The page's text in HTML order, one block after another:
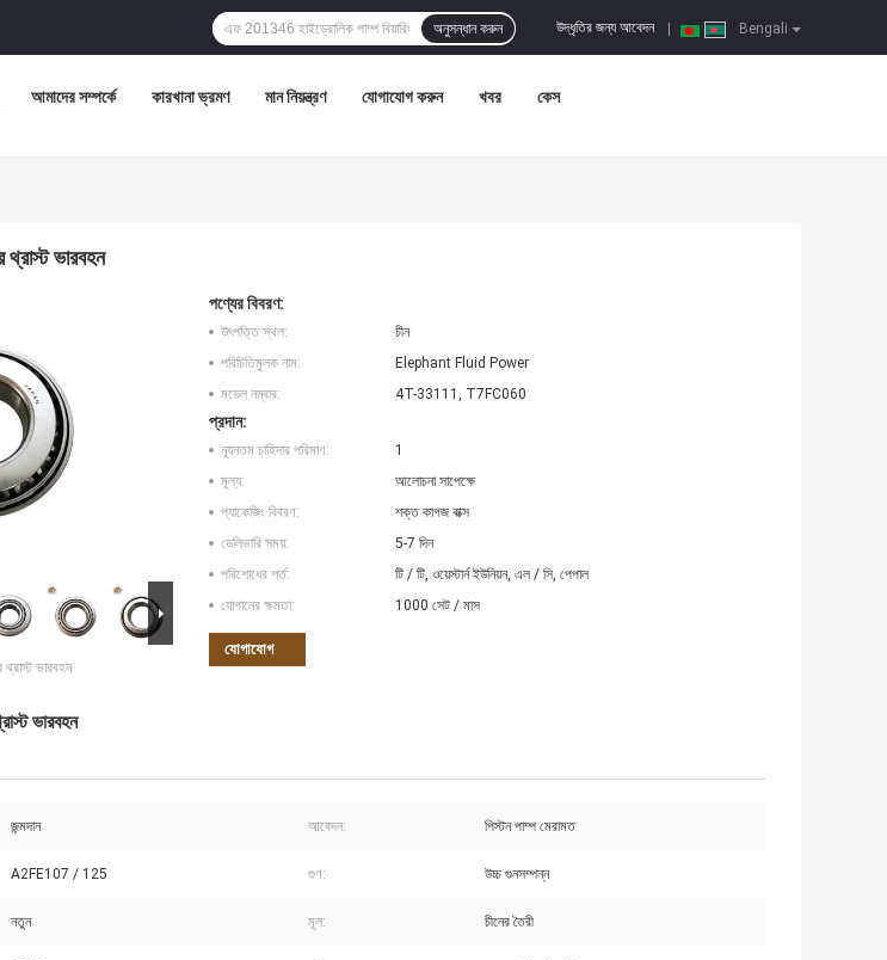
Bengali
উদ্ধৃতির জন্য আবেদন
অনুসন্ধান করুন
আমাদের সম্পর্কে কারখানা ভ্রমণ মান নিয়ন্ত্রণ যোগাযোগ করুন খবর কেস
ভারবহন
ভারবহন
পণ্যের বিবরণ:
উৎপত্তি স্থল:
চীন
পরিচিতিমুলক নাম:
Elephant Fluid Power
মডেল নম্বার:
4T-33111, T7FC060
প্রদান:
ন্যূনতম চাহিদার পরিমাণ:
1
মূল্য:
আলোচনা সাপেক্ষে
প্যাকেজিং বিবরণ:
শক্ত কাগজ বাক্স
ডেলিভারি সময়:
5-7 দিন
পরিশোধের শর্ত:
টি / টি, ওয়েস্টার্ন ইউনিয়ন, এল / সি, পেপাল
যোগানের ক্ষমতা:
1000 সেট / মাস
যোগাযোগ
ভারবহন
জন্মদান আবেদন: পিস্টন পাম্প মেরামত
A2FE107 / 125 গুণ: উচ্চ গুনসম্পন্ন
নতুন মূল: চীনের তৈরী